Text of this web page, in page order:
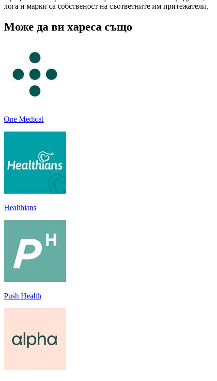
лога и марки са собственост на съответните им притежатели.
Може да ви хареса също
One Medical
Healthians
Push Health